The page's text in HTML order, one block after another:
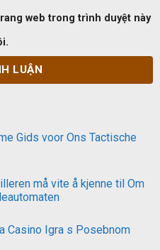
web trong trình duyệt này
Gids voor Ons Tactische
må vite å kjenne til Om
Casino Igra s Posebnom